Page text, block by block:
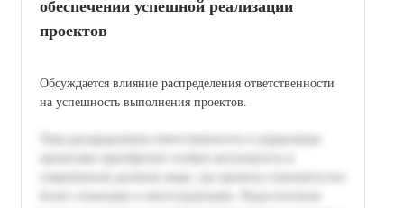
обеспечении успешной реализации
проектов
Обсуждается влияние распределения ответственности
на успешность выполнения проектов.